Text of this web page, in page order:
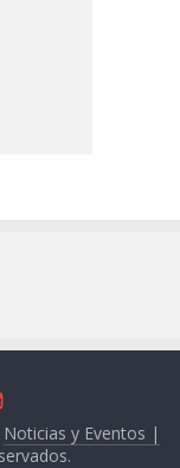
Noticias y Eventos |